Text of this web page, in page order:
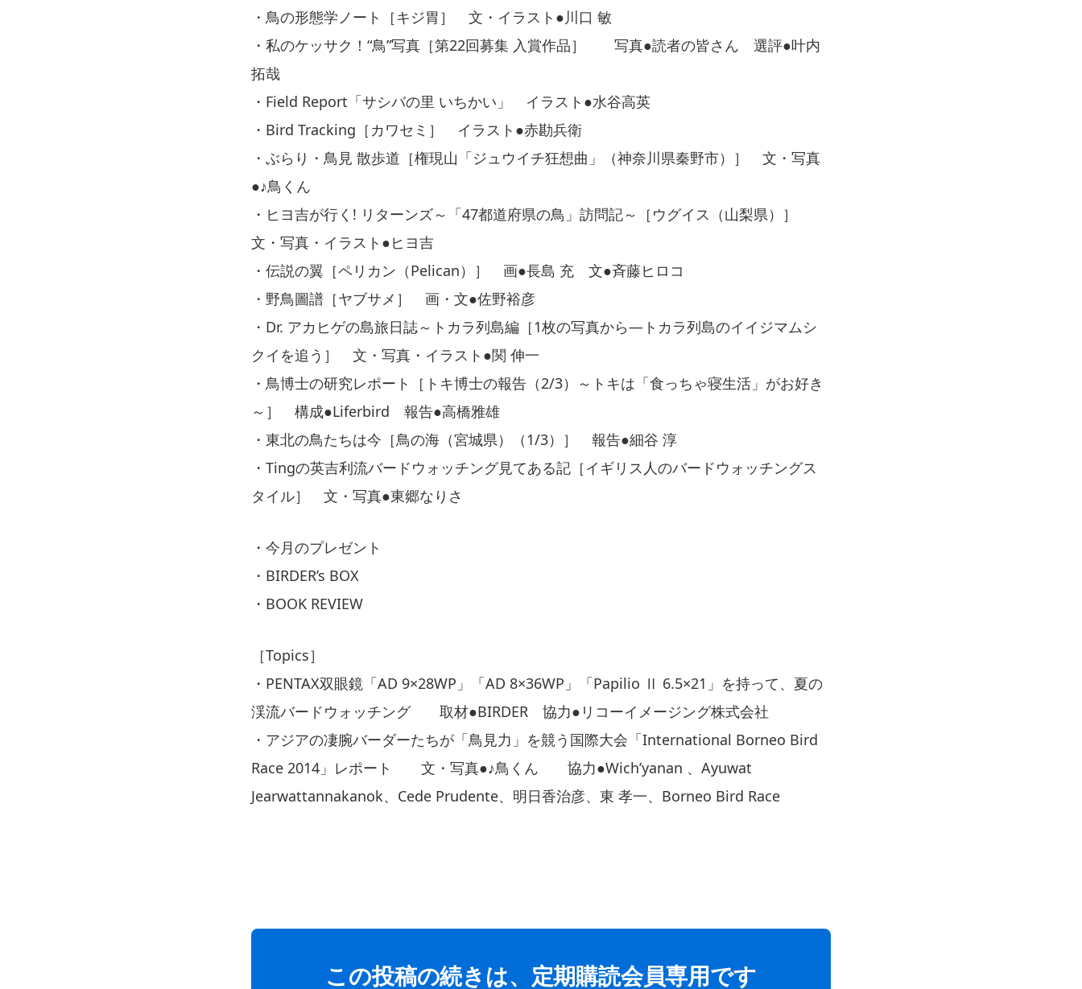
・鳥の形態学ノート［キジ胃］ 文・イラスト●川口 敏
・私のケッサク！“鳥”写真［第22回募集 入賞作品］ 写真●読者の皆さん 選評●叶内
拓哉
・Field Report「サシバの里 いちかい」 イラスト●水谷高英
・Bird Tracking［カワセミ］ イラスト●赤勘兵衛
・ぶらり・鳥見 散歩道［権現山「ジュウイチ狂想曲」（神奈川県秦野市）］ 文・写真
●♪鳥くん
・ヒヨ吉が行く! リターンズ～「47都道府県の鳥」訪問記～［ウグイス（山梨県）］
文・写真・イラスト●ヒヨ吉
・伝説の翼［ペリカン（Pelican）］ 画●長島 充 文●斉藤ヒロコ
・野鳥圖譜［ヤブサメ］ 画・文●佐野裕彦
・Dr. アカヒゲの島旅日誌～トカラ列島編［1枚の写真から―トカラ列島のイイジマムシ
クイを追う］ 文・写真・イラスト●関 伸一
・鳥博士の研究レポート［トキ博士の報告（2/3）～トキは「食っちゃ寝生活」がお好き
～］ 構成●Liferbird 報告●高橋雅雄
・東北の鳥たちは今［鳥の海（宮城県）（1/3）］ 報告●細谷 淳
・Tingの英吉利流バードウォッチング見てある記［イギリス人のバードウォッチングス
タイル］ 文・写真●東郷なりさ
・今月のプレゼント
・BIRDER’s BOX
・BOOK REVIEW
［Topics］
・PENTAX双眼鏡「AD 9×28WP」「AD 8×36WP」「Papilio Ⅱ 6.5×21」を持って、夏の
渓流バードウォッチング 取材●BIRDER 協力●リコーイメージング株式会社
・アジアの凄腕バーダーたちが「鳥見力」を競う国際大会「International Borneo Bird
Race 2014」レポート 文・写真●♪鳥くん 協力●Wich’yanan 、Ayuwat
Jearwattannakanok、Cede Prudente、明日香治彦、東 孝一、Borneo Bird Race
この投稿の続きは、定期購読会員専用です